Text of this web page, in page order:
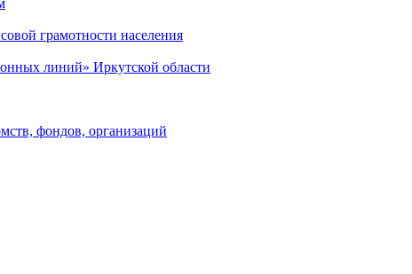
грамотности населения
линий» Иркутской области
фондов, организаций